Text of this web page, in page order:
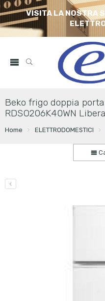
VISITA LA NOSTRA
Beko frigo doppia
RDSO206K40WN
Home ELETTRODOMESTICI